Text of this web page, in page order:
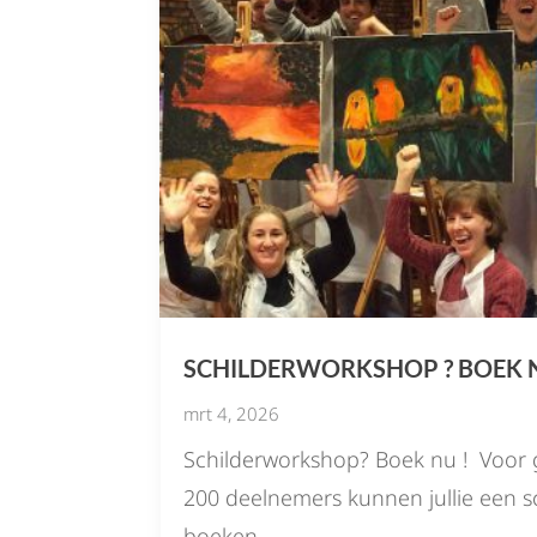
SCHILDERWORKSHOP ? BOEK
mrt 4, 2026
Schilderworkshop? Boek nu !
200 deelnemers kunnen jullie een